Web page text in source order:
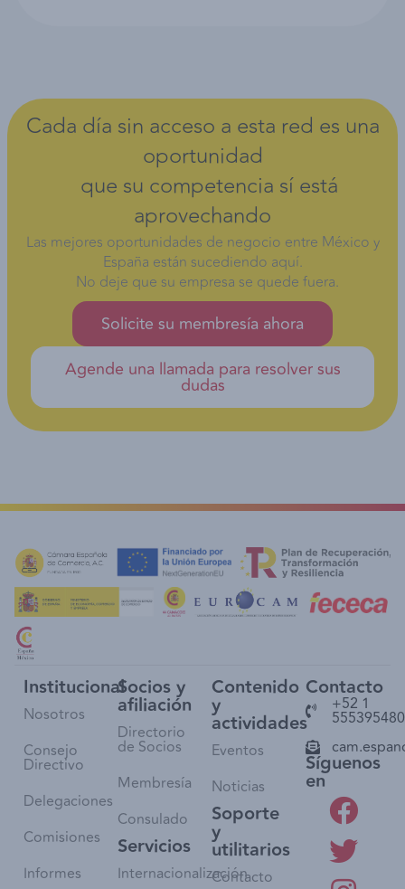
Cada día sin acceso a esta red es una
oportunidad
que su competencia sí está
aprovechando
Las mejores oportunidades de negocio entre México y
España están sucediendo aquí.
No deje que su empresa se quede fuera.
Solicite su membresía ahora
Agende una llamada para resolver sus
dudas
Institucional
Nosotros
Consejo
Directivo
Delegaciones
Comisiones
Informes
Socios y
afiliación
Directorio
de Socios
Membresía
Consulado
Servicios
Internacionalización
Contenido
y
actividades
Eventos
Noticias
Soporte
y
utilitarios
Contacto
Contacto
+52 1
Síguenos
en